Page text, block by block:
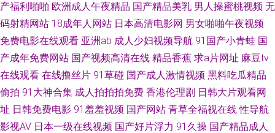
韩日1区 欧美图片偷拍 无码毛茸茸 91青青草 超碰入口 九九福利AV导航 日本
色图东方 亚洲一区姦 99成人电影院 国产精品女人乱轮 欧美抖阴 午夜黄色剧
场 91色片 大香蕉久久成网 久草精品伦理 日韩精品www 91豆花导航 成人午
产福利啪啪 欧洲成人午夜精品 国产精品美乳 男人操蜜桃视频 无
码射精网站 18成年人网站 日本高清电影网 男女啪啪午夜视频
免费电影在线观看 亚洲ab 成人少妇视频导航 91国产小青蛙 国
产成年免费网站 国产视频高清在线 精品香蕉 求a片网址 麻豆tv
在线观看 在线撸丝片 91草碰 国产成人激情视频 黑料吃瓜精品
偷拍 91大神合集 成人拍拍拍免费 香港伦理剧 日韩大片观看网
址 日韩免费电影 91羞羞视频 国产网站 青草全福视在线 性导航
影视AV 日本一级在线视频 国产好片浮力 91久操 国产精品成人